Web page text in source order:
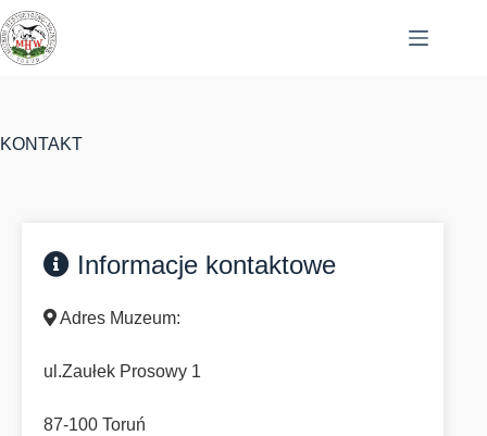
Przejdź
do
treści
KONTAKT
Informacje kontaktowe
Adres Muzeum:
ul.Zaułek Prosowy 1
87-100 Toruń